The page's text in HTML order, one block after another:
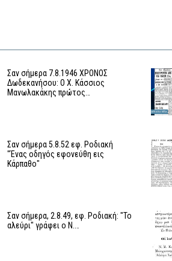
Σαν σήμερα 7.8.1946 ΧΡΟΝΟΣ
Δωδεκανήσου: Ο Χ. Κάσσιος
Μανωλακάκης πρώτος…
Σαν σήμερα 5.8.52 εφ. Ροδιακή
"Ένας οδηγός εφονεύθη εις
Κάρπαθο"
Σαν σήμερα, 2.8.49, εφ. Ροδιακή: "Το
αλεύρι" γράφει ο Ν.…